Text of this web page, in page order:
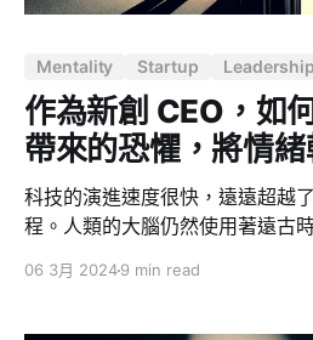
Mentality Startup Leadership
作為新創 CEO，如
帶來的恐懼，將情緒
科技的演進速度很快，遠遠超越
程。人類的大腦仍然使用著遠古
恐懼和憤怒，本質上是一種保護
06 3月 20249 min read